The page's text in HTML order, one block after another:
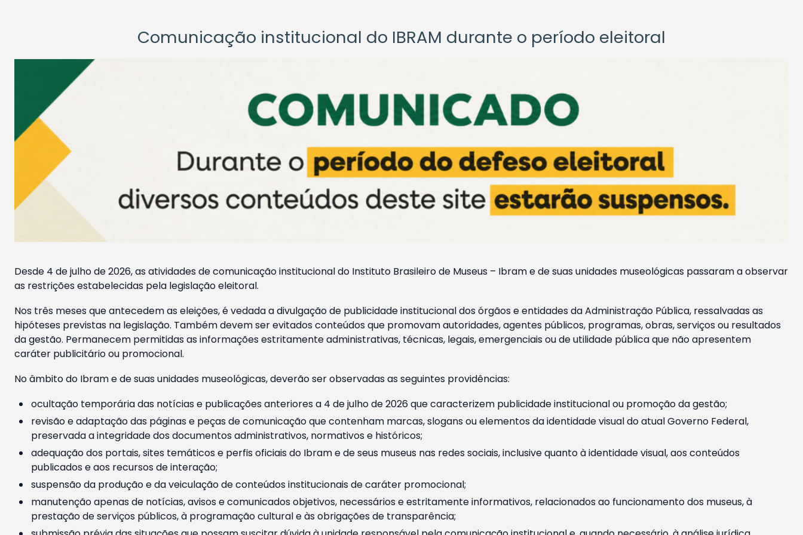
Comunicação institucional do IBRAM durante o período eleitoral
Desde 4 de julho de 2026, as atividades de comunicação institucional do Instituto Brasileiro de Museus – Ibram e de suas unidades museológicas passaram a observar
as restrições estabelecidas pela legislação eleitoral.
Nos três meses que antecedem as eleições, é vedada a divulgação de publicidade institucional dos órgãos e entidades da Administração Pública, ressalvadas as
hipóteses previstas na legislação. Também devem ser evitados conteúdos que promovam autoridades, agentes públicos, programas, obras, serviços ou resultados
da gestão. Permanecem permitidas as informações estritamente administrativas, técnicas, legais, emergenciais ou de utilidade pública que não apresentem
caráter publicitário ou promocional.
No âmbito do Ibram e de suas unidades museológicas, deverão ser observadas as seguintes providências:
ocultação temporária das notícias e publicações anteriores a 4 de julho de 2026 que caracterizem publicidade institucional ou promoção da gestão;
revisão e adaptação das páginas e peças de comunicação que contenham marcas, slogans ou elementos da identidade visual do atual Governo Federal,
preservada a integridade dos documentos administrativos, normativos e históricos;
adequação dos portais, sites temáticos e perfis oficiais do Ibram e de seus museus nas redes sociais, inclusive quanto à identidade visual, aos conteúdos
publicados e aos recursos de interação;
suspensão da produção e da veiculação de conteúdos institucionais de caráter promocional;
manutenção apenas de notícias, avisos e comunicados objetivos, necessários e estritamente informativos, relacionados ao funcionamento dos museus, à
prestação de serviços públicos, à programação cultural e às obrigações de transparência;